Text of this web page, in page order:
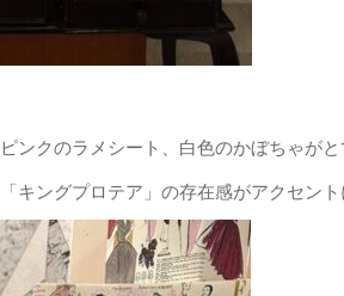
ンクのラメシート、白色のかぼちゃがと
キングプロテア」の存在感がアクセント